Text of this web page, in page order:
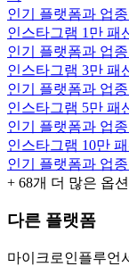
인기 플랫폼과 업
인스타그램 1만 패
인기 플랫폼과 업
인스타그램 3만 패
인기 플랫폼과 업
인스타그램 5만 패
인기 플랫폼과 업
인스타그램 10만
인기 플랫폼과 업
+ 68개 더 많은 옵션
다른 플랫폼
마이크로인플루